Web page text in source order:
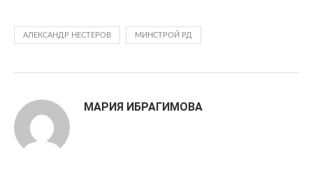
АЛЕКСАНДР НЕСТЕРОВ МИНСТРОЙ РД
МАРИЯ ИБРАГИМОВА